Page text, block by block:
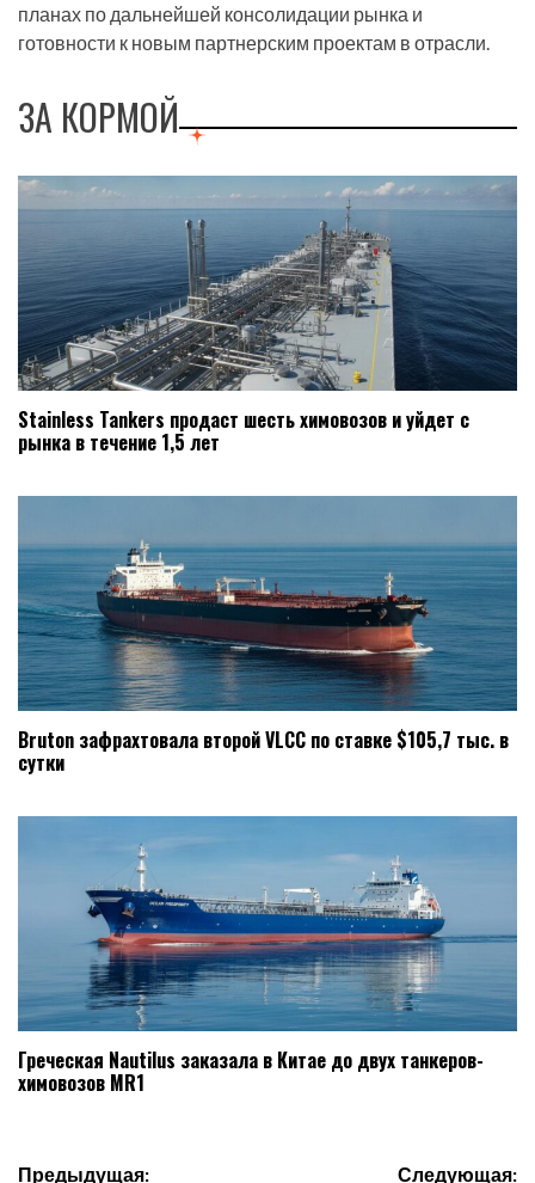
планах по дальнейшей консолидации рынка и
готовности к новым партнерским проектам в отрасли.
ЗА КОРМОЙ
Stainless Tankers продаст шесть химовозов и уйдет с
рынка в течение 1,5 лет
Bruton зафрахтовала второй VLCC по ставке $105,7 тыс. в
сутки
Греческая Nautilus заказала в Китае до двух танкеров-
химовозов MR1
Предыдущая: Следующая: